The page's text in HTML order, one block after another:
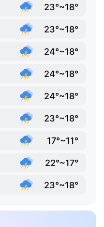
23°~18°
23°~18°
24°~18°
24°~18°
24°~18°
23°~18°
17°~11°
22°~17°
23°~18°